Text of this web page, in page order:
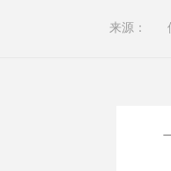
来源：